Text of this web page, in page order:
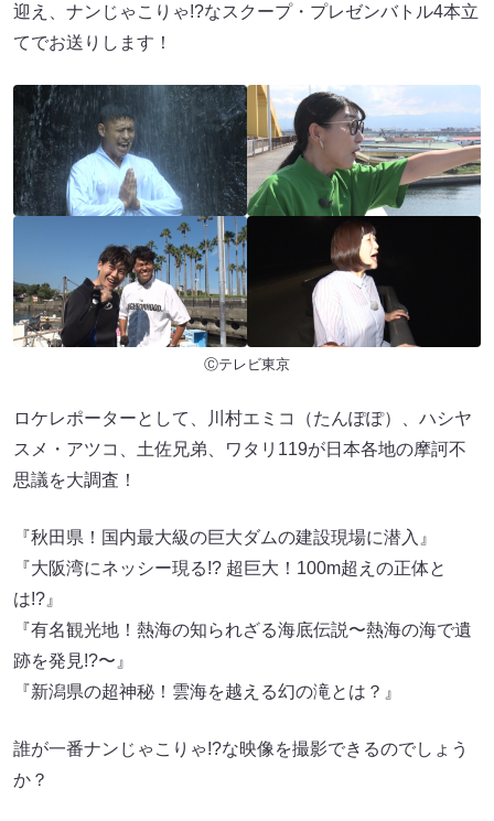
迎え、ナンじゃこりゃ!?なスクープ・プレゼンバトル4本立
てでお送りします！
Ⓒテレビ東京
ロケレポーターとして、川村エミコ（たんぽぽ）、ハシヤ
スメ・アツコ、土佐兄弟、ワタリ119が日本各地の摩訶不
思議を大調査！
『秋田県！国内最大級の巨大ダムの建設現場に潜入』
『大阪湾にネッシー現る!? 超巨大！100m超えの正体と
は!?』
『有名観光地！熱海の知られざる海底伝説〜熱海の海で遺
跡を発見!?〜』
『新潟県の超神秘！雲海を越える幻の滝とは？』
誰が一番ナンじゃこりゃ!?な映像を撮影できるのでしょう
か？